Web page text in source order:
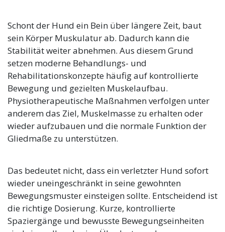
Schont der Hund ein Bein über längere Zeit, baut
sein Körper Muskulatur ab. Dadurch kann die
Stabilität weiter abnehmen. Aus diesem Grund
setzen moderne Behandlungs- und
Rehabilitationskonzepte häufig auf kontrollierte
Bewegung und gezielten Muskelaufbau.
Physiotherapeutische Maßnahmen verfolgen unter
anderem das Ziel, Muskelmasse zu erhalten oder
wieder aufzubauen und die normale Funktion der
Gliedmaße zu unterstützen.
Das bedeutet nicht, dass ein verletzter Hund sofort
wieder uneingeschränkt in seine gewohnten
Bewegungsmuster einsteigen sollte. Entscheidend ist
die richtige Dosierung. Kurze, kontrollierte
Spaziergänge und bewusste Bewegungseinheiten